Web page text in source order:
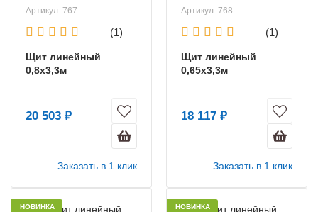
Артикул: 767
(1)
Щит линейный
0,8х3,3м
20 503 ₽
Заказать в 1 клик
Артикул: 768
(1)
Щит линейный
0,65х3,3м
18 117 ₽
Заказать в 1 клик
НОВИНКА НОВИНКА